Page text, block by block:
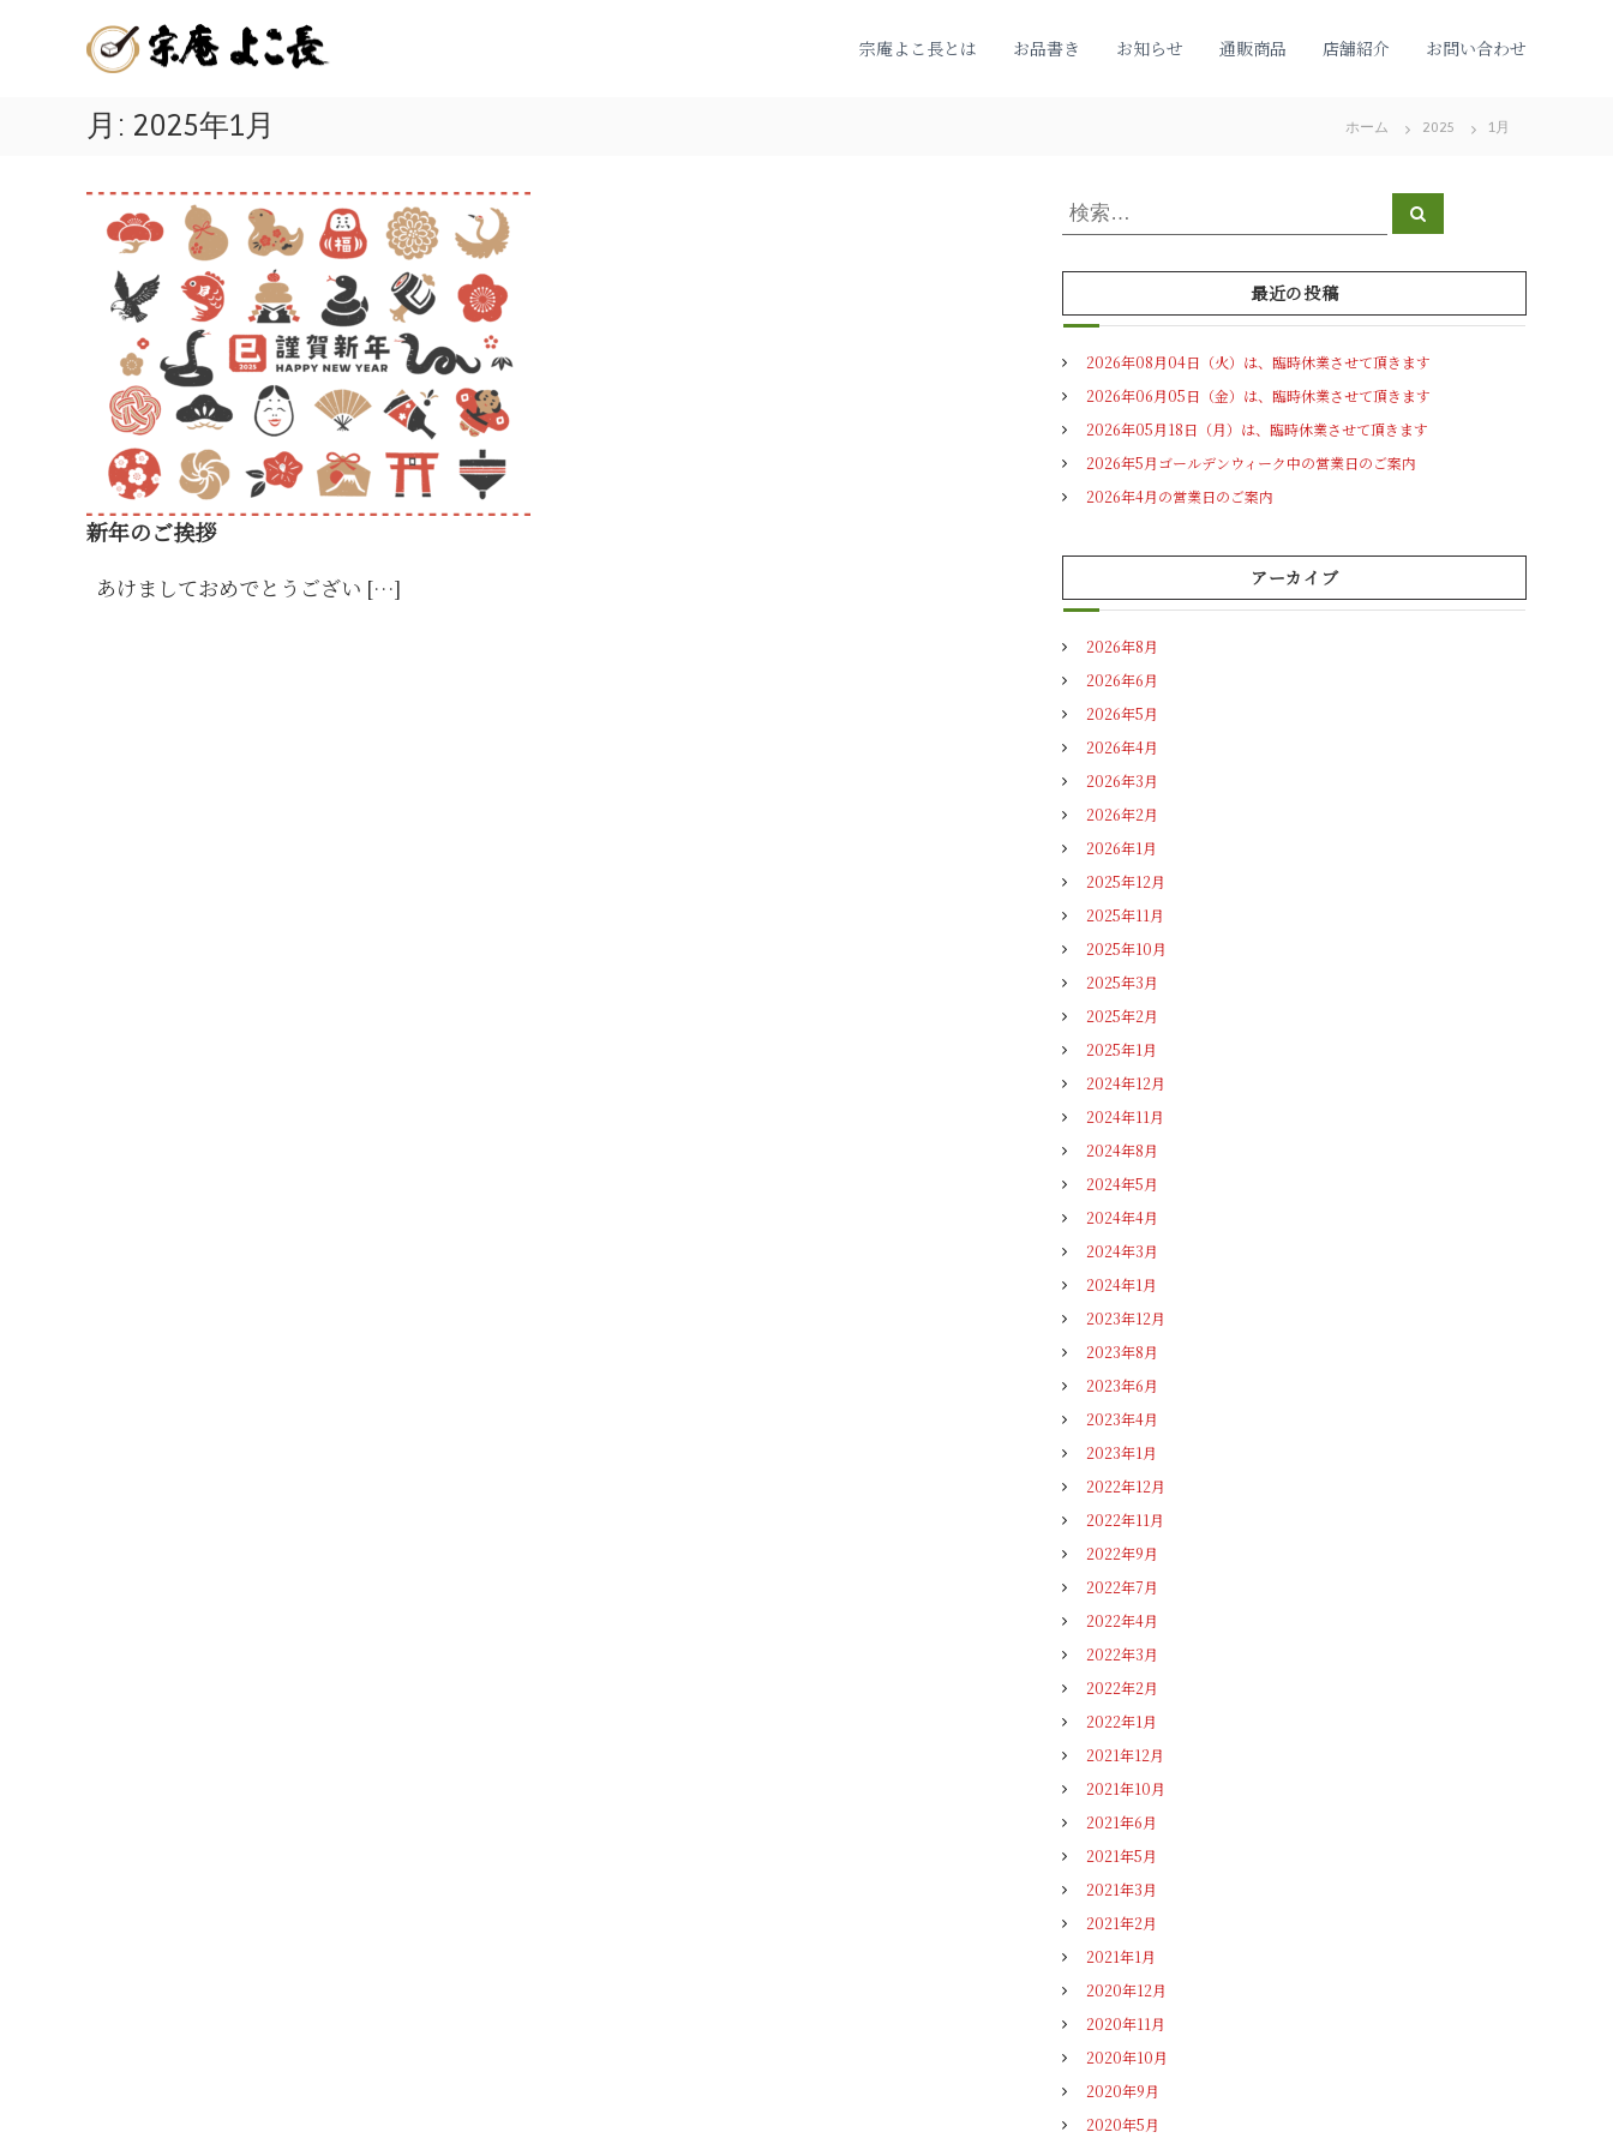
う
ふ
発
祥
の
店
|
宗
庵
よ
こ
長
温
泉
名
物
の
美
味
し
い
宗庵よこ長とは お品書き お知らせ 通販商品 店舗紹介 お問い合わせ
月: 2025年1月 ホーム 2025 1月
新年のご挨拶
あけましておめでとうござい […]
検
索
対
:
検
索
最近の投稿
2026年08月04日（火）は、臨時休業させて頂きます
2026年06月05日（金）は、臨時休業させて頂きます
2026年05月18日（月）は、臨時休業させて頂きます
2026年5月ゴールデンウィーク中の営業日のご案内
2026年4月の営業日のご案内
アーカイブ
2026年8月
2026年6月
2026年5月
2026年4月
2026年3月
2026年2月
2026年1月
2025年12月
2025年11月
2025年10月
2025年3月
2025年2月
2025年1月
2024年12月
2024年11月
2024年8月
2024年5月
2024年4月
2024年3月
2024年1月
2023年12月
2023年8月
2023年6月
2023年4月
2023年1月
2022年12月
2022年11月
2022年9月
2022年7月
2022年4月
2022年3月
2022年2月
2022年1月
2021年12月
2021年10月
2021年6月
2021年5月
2021年3月
2021年2月
2021年1月
2020年12月
2020年11月
2020年10月
2020年9月
2020年5月